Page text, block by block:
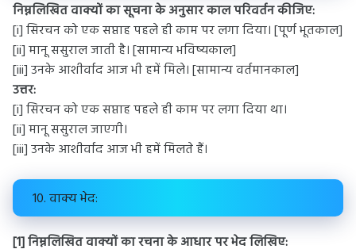
निम्नलिखित वाक्यों का सूचना के अनुसार काल परिवर्तन कीजिए:
[i] सिरचन को एक सप्ताह पहले ही काम पर लगा दिया। [पूर्ण भूतकाल]
[ii] मानू ससुराल जाती है। [सामान्य भविष्यकाल]
[iii] उनके आशीर्वाद आज भी हमें मिले। [सामान्य वर्तमानकाल]
उत्तर:
[i] सिरचन को एक सप्ताह पहले ही काम पर लगा दिया था।
[ii] मानू ससुराल जाएगी।
[iii] उनके आशीर्वाद आज भी हमें मिलते हैं।
10. वाक्य भेद:
[1] निम्नलिखित वाक्यों का रचना के आधार पर भेद लिखिए: